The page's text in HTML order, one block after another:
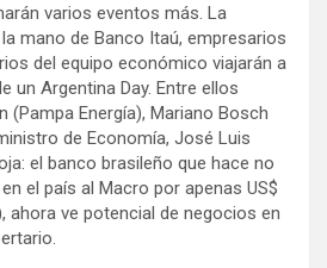
varios eventos más. La
mano de Banco Itaú, empresarios
del equipo económico viajarán a
un Argentina Day. Entre ellos
(Pampa Energía), Mariano Bosch
de Economía, José Luis
el banco brasileño que hace no
el país al Macro por apenas US$
ahora ve potencial de negocios en